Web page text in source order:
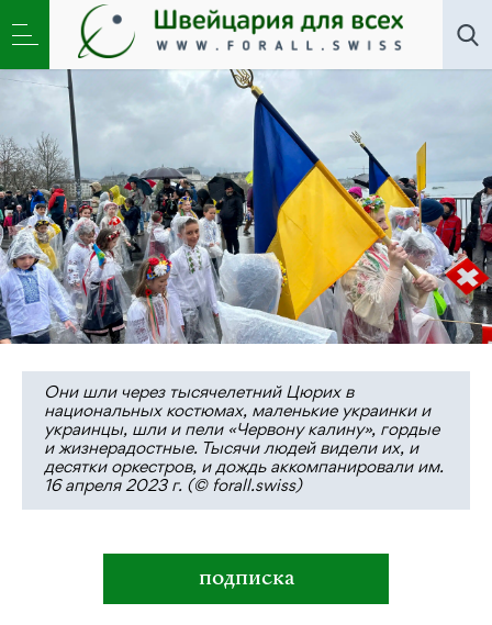
Искусство Новости,Общество»Швейцарский
Снеговик предсказал холодное лето
Они шли через тысячелетний Цюрих в
национальных костюмах, маленькие украинки и
украинцы, шли и пели «Червону калину», гордые
и жизнерадостные. Тысячи людей видели их, и
десятки оркестров, и дождь аккомпанировали им.
16 апреля 2023 г. (© forall.swiss)
подписка